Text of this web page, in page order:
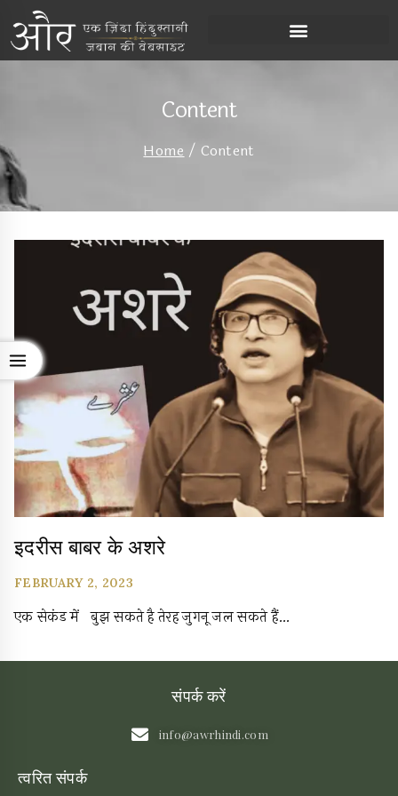
Content
Home / Content
इदरीस बाबर के अशरे
FEBRUARY 2, 2023
एक सेकंड में बुझ सकते है तेरह जुगनू जल सकते हैं…
संपर्क करें
info@awrhindi.com
त्वरित संपर्क